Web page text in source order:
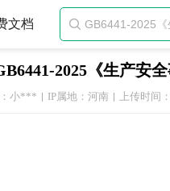
文档 
2025《生产安
小*** IP属地：河南 上传时间